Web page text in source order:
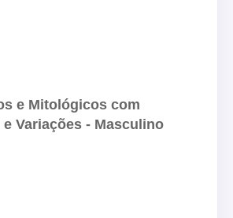
e Mitológicos com
Variações - Masculino